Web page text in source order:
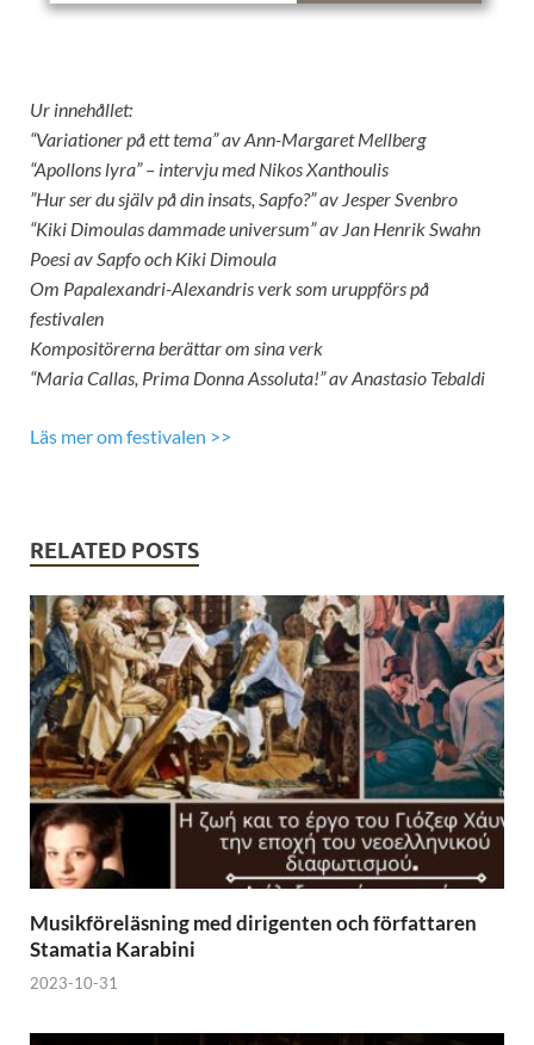
Ur innehållet:
“Variationer på ett tema” av Ann-Margaret Mellberg
“Apollons lyra” – intervju med Nikos Xanthoulis
”Hur ser du själv på din insats, Sapfo?” av Jesper Svenbro
“Kiki Dimoulas dammade universum” av Jan Henrik Swahn
Poesi av Sapfo och Kiki Dimoula
Om Papalexandri-Alexandris verk som uruppförs på
festivalen
Kompositörerna berättar om sina verk
“Maria Callas, Prima Donna Assoluta!” av Anastasio Tebaldi
Läs mer om festivalen >>
RELATED POSTS
Musikföreläsning med dirigenten och författaren
Stamatia Karabini
2023-10-31